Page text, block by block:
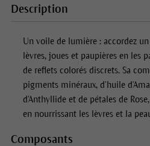
Description
Un voile de lumière : accordez
lèvres, joues et paupières en les
de reflets colorés discrets. Sa
pigments minéraux, d’huile
d’Anthyllide et de pétales de
en nourrissant les lèvres et la
Composants